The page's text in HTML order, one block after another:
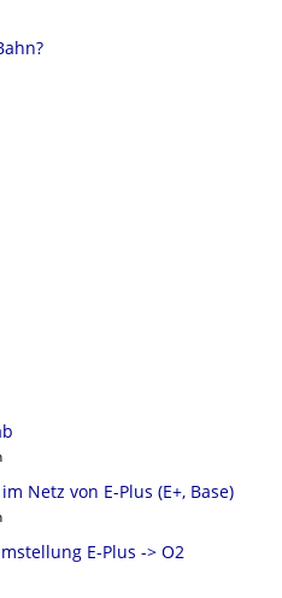
Netz von E-Plus (E+, Base)
E-Plus -> O2